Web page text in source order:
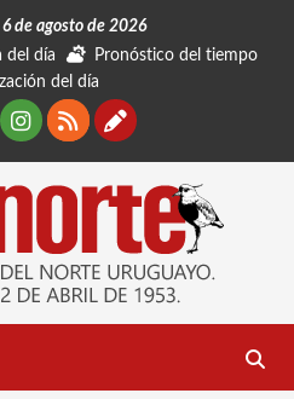
de agosto de 2026
del día
Pronóstico del tiempo
del día
Instagram
RSSContáctanos